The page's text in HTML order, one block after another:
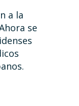
a la
se